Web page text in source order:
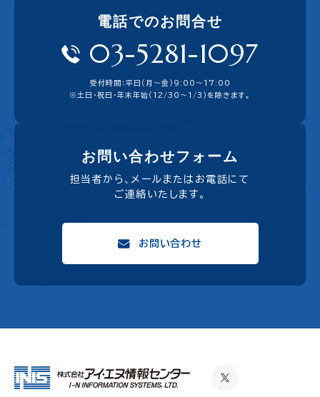
電話でのお問合せ
03-5281-1097
受付時間：平日（月〜金）9:00〜17:00
※土日・祝日・年末年始（12/30～1/3）を除きます。
お問い合わせフォーム
担当者から、メールまたはお電話にて
ご連絡いたします。
お問い合わせ